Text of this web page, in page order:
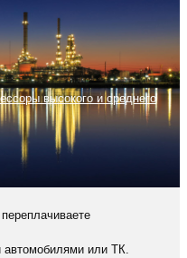
высокого и среднего
автомобилями или ТК.